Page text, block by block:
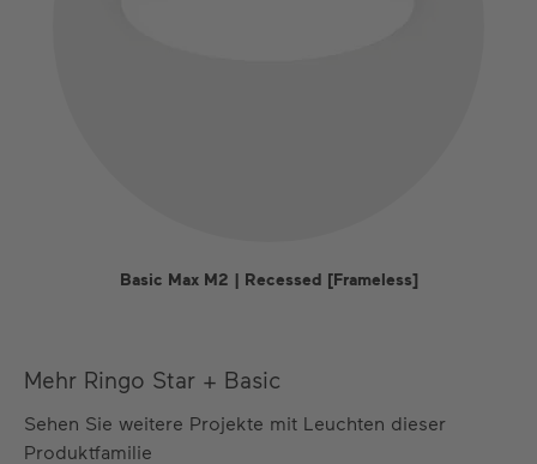
Basic Max M2 | Recessed [Frameless]
Mehr Ringo Star + Basic
Sehen Sie weitere Projekte mit Leuchten dieser
Produktfamilie